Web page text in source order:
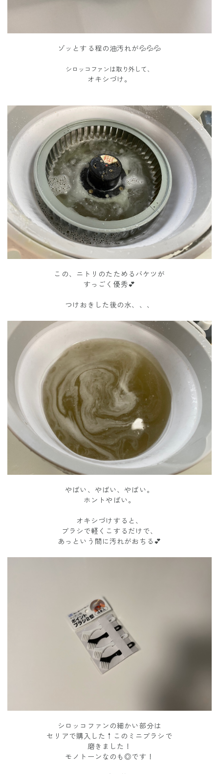
ゾッとする程の油汚れが💦💦💦
シロッコファンは取り外して、
オキシづけ。
この、ニトリのたためるバケツが
すっごく優秀💕
つけおきした後の水、、、
やばい、やばい、やばい。
ホントやばい。
オキシづけすると、
ブラシで軽くこするだけで、
あっという間に汚れがおちる💕
シロッコファンの細かい部分は
セリアで購入した↑このミニブラシで
磨きました！
モノトーンなのも◎です！